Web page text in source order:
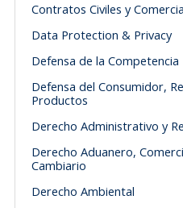
Contratos Civiles y
Data Protection & Privacy
Defensa de la Competencia
Defensa del Consumidor,
Productos
Derecho Administrativo y
Derecho Aduanero,
Cambiario
Derecho Ambiental